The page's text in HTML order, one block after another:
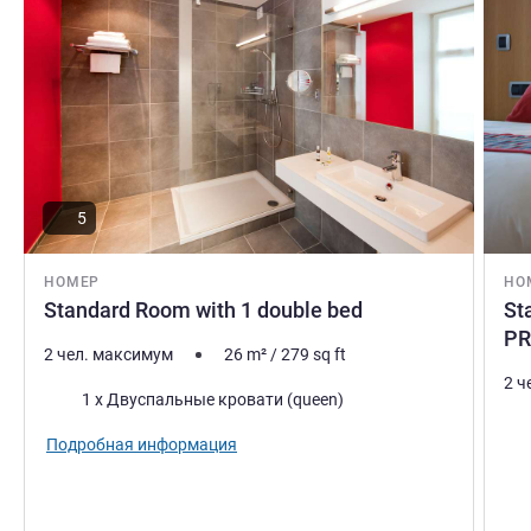
НОМЕР
Standard Room with 1 double bed
5
2 чел. максимум 26 m²/279 sq ft
Постель1 x Двуспальные кровати (queen)
Подробная информация
2